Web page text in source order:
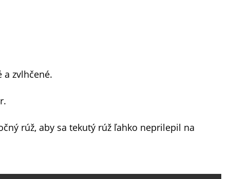
zvlhčené.
rúž, aby sa tekutý rúž ľahko neprilepil na